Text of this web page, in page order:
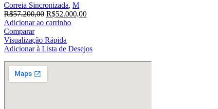
Correia Sincronizada, M
R$57.200,00 O
preço
era:
R$57.200,00.
R$52.000,00O
R$52.000,00.
Adicionar ao carrinho
Comparar
Visualização Rápida
Adicionar à Lista de Desejos